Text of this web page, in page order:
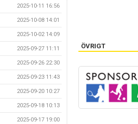
2025-10-11 16:56
2025-10-08 14:01
2025-10-02 14:09
2025-09-27 11:11
2025-09-26 22:30
2025-09-23 11:43
2025-09-20 10:27
2025-09-18 10:13
2025-09-17 19:00
ÖVRIGT